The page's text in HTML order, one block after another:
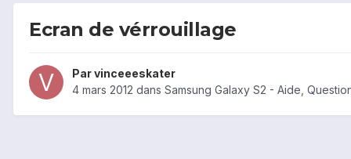
Ecran de vérrouillage
Parvinceeeskater
4 mars 2012 dans Samsung Galaxy S2 - Aide,